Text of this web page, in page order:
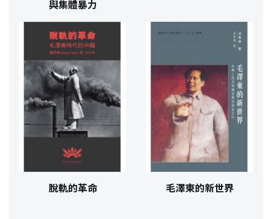
與集體暴力
脫軌的革命 毛澤東的新世界